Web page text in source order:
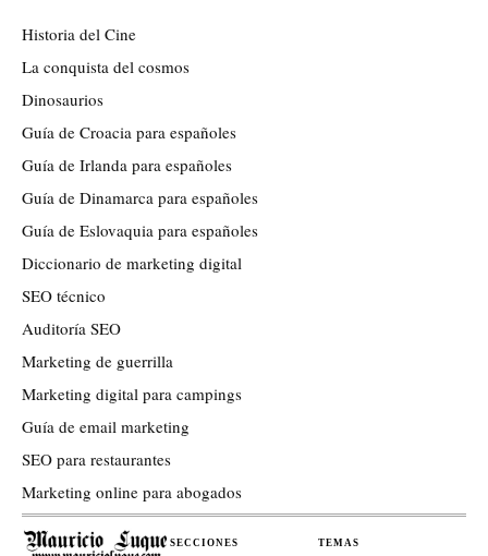
Historia del Cine
La conquista del cosmos
Dinosaurios
Guía de Croacia para españoles
Guía de Irlanda para españoles
Guía de Dinamarca para españoles
Guía de Eslovaquia para españoles
Diccionario de marketing digital
SEO técnico
Auditoría SEO
Marketing de guerrilla
Marketing digital para campings
Guía de email marketing
SEO para restaurantes
Marketing online para abogados
SECCIONES TEMAS